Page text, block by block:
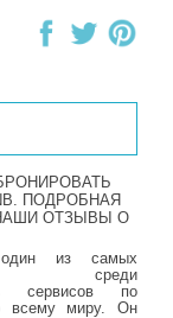
ПОДРОБНАЯ
ОТЗЫВЫ О
из самых
среди
сервисов по
всему миру. Он